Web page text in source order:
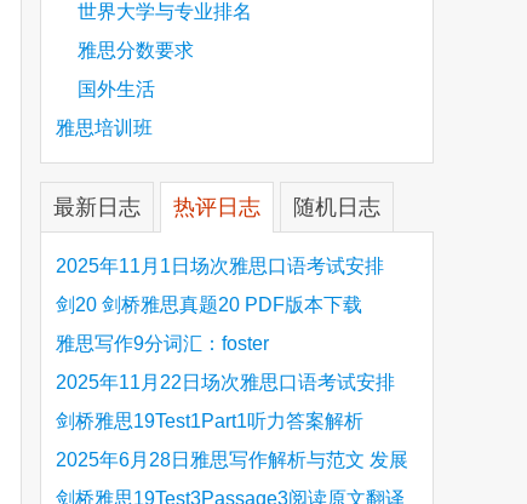
世界大学与专业排名
雅思分数要求
国外生活
雅思培训班
最新日志 热评日志 随机日志
2025年11月1日场次雅思口语考试安排
剑20 剑桥雅思真题20 PDF版本下载
雅思写作9分词汇：foster
2025年11月22日场次雅思口语考试安排
剑桥雅思19Test1Part1听力答案解析
Hinchingbrooke Country Park
2025年6月28日雅思写作解析与范文 发展
旅游业 手把手带你写高分范文
剑桥雅思19Test3Passage3阅读原文翻译